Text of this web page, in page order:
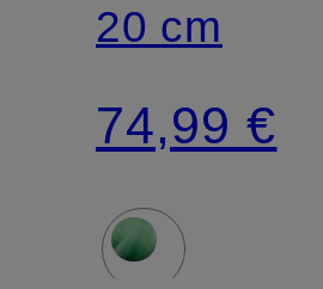
20 cm
74,99 €